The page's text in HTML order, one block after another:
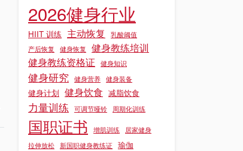
2026健身行业
HIIT 训练 主动恢复
乳酸阈值
产后恢复
健身恢复
健身教练培训
健身教练资格证
健身知识
健身研究 健身营养 健身装备
健身计划 健身饮食 减脂饮食
力量训练 可调节哑铃 周期化训练
国职证书 增肌训练
居家健身
拉伸放松 新国职健身教练证 瑜伽